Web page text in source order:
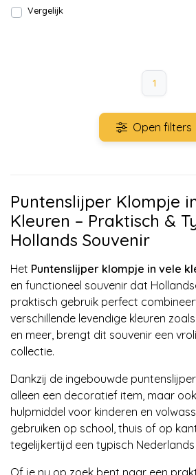
Vergelijk
1
Open filters
Puntenslijper Klompje
Kleuren – Praktisch &
Hollands Souvenir
Het Puntenslijper klompje in vele
en functioneel souvenir dat
praktisch gebruik perfect
verschillende levendige kleuren
en meer, brengt dit souvenir een
collectie.
Dankzij de ingebouwde
alleen een decoratief item, maar
hulpmiddel voor kinderen en
gebruiken op school, thuis of op
tegelijkertijd een typisch
Of je nu op zoek bent naar een